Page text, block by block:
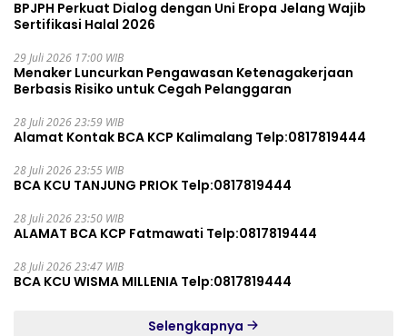
BPJPH Perkuat Dialog dengan Uni Eropa Jelang Wajib
Sertifikasi Halal 2026
29 Juli 2026 17:00 WIB
Menaker Luncurkan Pengawasan Ketenagakerjaan
Berbasis Risiko untuk Cegah Pelanggaran
28 Juli 2026 23:59 WIB
Alamat Kontak BCA KCP Kalimalang Telp:0817819444
28 Juli 2026 23:55 WIB
BCA KCU TANJUNG PRIOK Telp:0817819444
28 Juli 2026 23:50 WIB
ALAMAT BCA KCP Fatmawati Telp:0817819444
28 Juli 2026 23:47 WIB
BCA KCU WISMA MILLENIA Telp:0817819444
Selengkapnya